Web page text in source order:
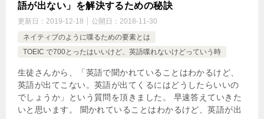
語が出ない」を解決するための秘訣
更新日： 2019-12-18 公開日： 2018-11-30
ネイティブのように喋るための要素とは
TOEIC で700とったはいいけど、英語喋れないけどっていう時
生徒さんから、「英語で聞かれていることはわかるけど、
英語が出てこない。英語が出てくるにはどうしたらいいの
でしょうか」という質問を頂きました。 早速答えていきた
いと思います。 聞かれていることはわかるけど、英語が出